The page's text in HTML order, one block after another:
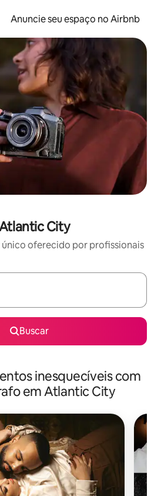
Anuncie seu espaço no Airbnb
City
oferecido por profissionais
estiverem disponíveis, explore-os
Buscar
inesquecíveis com
em Atlantic City